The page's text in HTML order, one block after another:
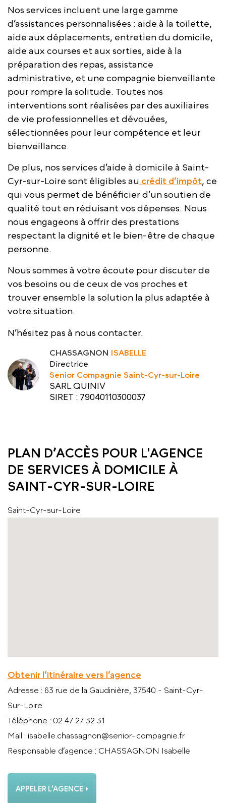
Nos services incluent une large gamme
d’assistances personnalisées : aide à la toilette,
aide aux déplacements, entretien du domicile,
aide aux courses et aux sorties, aide à la
préparation des repas, assistance
administrative, et une compagnie bienveillante
pour rompre la solitude. Toutes nos
interventions sont réalisées par des auxiliaires
de vie professionnelles et dévouées,
sélectionnées pour leur compétence et leur
bienveillance.
De plus, nos services d’aide à domicile à Saint-
Cyr-sur-Loire sont éligibles au crédit d’impôt, ce
qui vous permet de bénéficier d’un soutien de
qualité tout en réduisant vos dépenses. Nous
nous engageons à offrir des prestations
respectant la dignité et le bien-être de chaque
personne.
Nous sommes à votre écoute pour discuter de
vos besoins ou de ceux de vos proches et
trouver ensemble la solution la plus adaptée à
votre situation.
N’hésitez pas à nous contacter.
CHASSAGNON ISABELLE
Directrice
Senior Compagnie Saint-Cyr-sur-Loire
SARL QUINIV
SIRET : 79040110300037
PLAN D’ACCÈS POUR L'AGENCE
DE SERVICES À DOMICILE À
SAINT-CYR-SUR-LOIRE
Saint-Cyr-sur-Loire
Obtenir l’itinéraire vers l’agence
Adresse : 63 rue de la Gaudinière, 37540 - Saint-Cyr-
Sur-Loire
Téléphone : 02 47 27 32 31
Mail : isabelle.chassagnon@senior-compagnie.fr
Responsable d’agence : CHASSAGNON Isabelle
APPELER L’AGENCE